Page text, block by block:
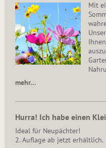
Mit
mehr…
Hurra! Ich habe einen
Ideal für Neupächter!
2. Auflage ab jetzt erhältlich.